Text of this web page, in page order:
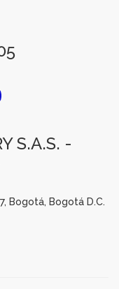
S.A.S. -
Bogotá, Bogotá D.C.